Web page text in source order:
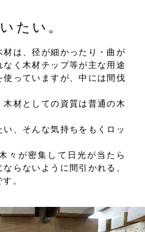
たい。
材は、径が細かったり・曲が
く木材チップ等が主な用途
使っていますが、中には間伐
材としての資質は普通の木
、そんな気持ちをもくロッ
々が密集して日光が当たら
らないように間引かれる、
。